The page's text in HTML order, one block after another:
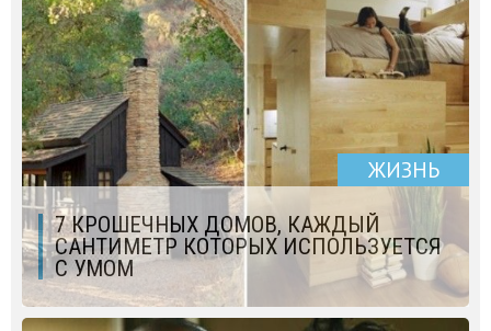
ЖИЗНЬ
7 КРОШЕЧНЫХ ДОМОВ, КАЖДЫЙ
САНТИМЕТР КОТОРЫХ ИСПОЛЬЗУЕТСЯ
С УМОМ